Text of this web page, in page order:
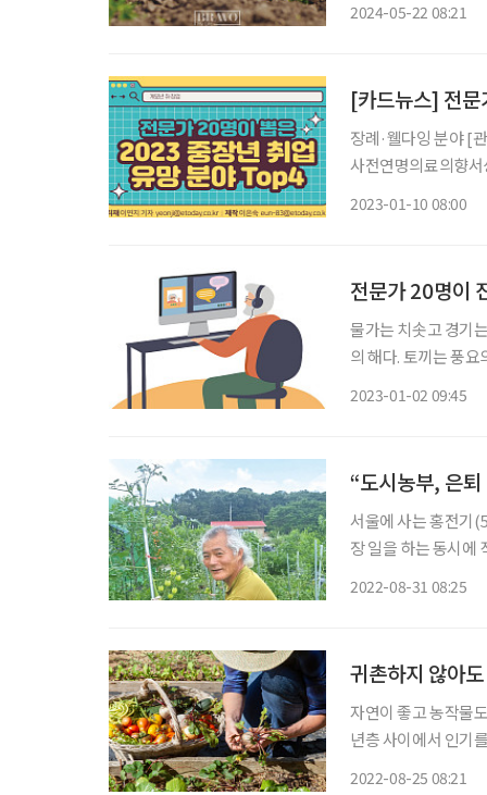
2024-05-22 08:21
[카드뉴스] 전
장례·웰다잉 분야 [
사전연명의료의향서상담사, 반려동물
2023-01-10 08:00
전문가 20명이
물가는 치솟고 경기
의 해다. 토끼는 풍
2023-01-02 09:45
“도시농부, 은
서울에 사는 홍전기
장 일을 하는 동시에
2022-08-31 08:25
귀촌하지 않아
자연이 좋고 농작물
년층 사이에서 인기
2022-08-25 08:21